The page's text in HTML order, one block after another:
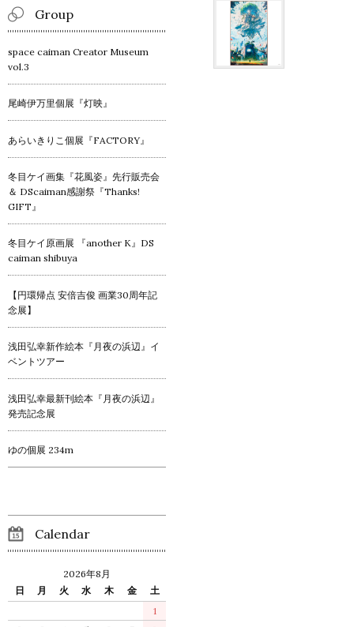
Group
space caiman Creator Museum
vol.3
尾崎伊万里個展『灯映』
あらいきりこ個展『FACTORY』
冬目ケイ画集『花風姿』先行販売会
＆ DScaiman感謝祭『Thanks!
GIFT』
冬目ケイ原画展 『another K』DS
caiman shibuya
【円環帰点 安倍吉俊 画業30周年記
念展】
浅田弘幸新作絵本『月夜の浜辺』イ
ベントツアー
浅田弘幸最新刊絵本『月夜の浜辺』
発売記念展
ゆの個展 234m
Calendar
2026年8月
日
月 火 水 木 金
土
1